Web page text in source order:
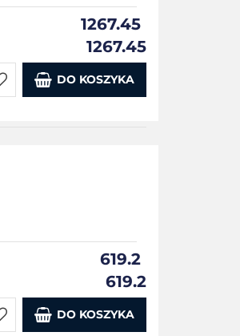
1267.45
1267.45
DO KOSZYKA
619.2
619.2
DO KOSZYKA